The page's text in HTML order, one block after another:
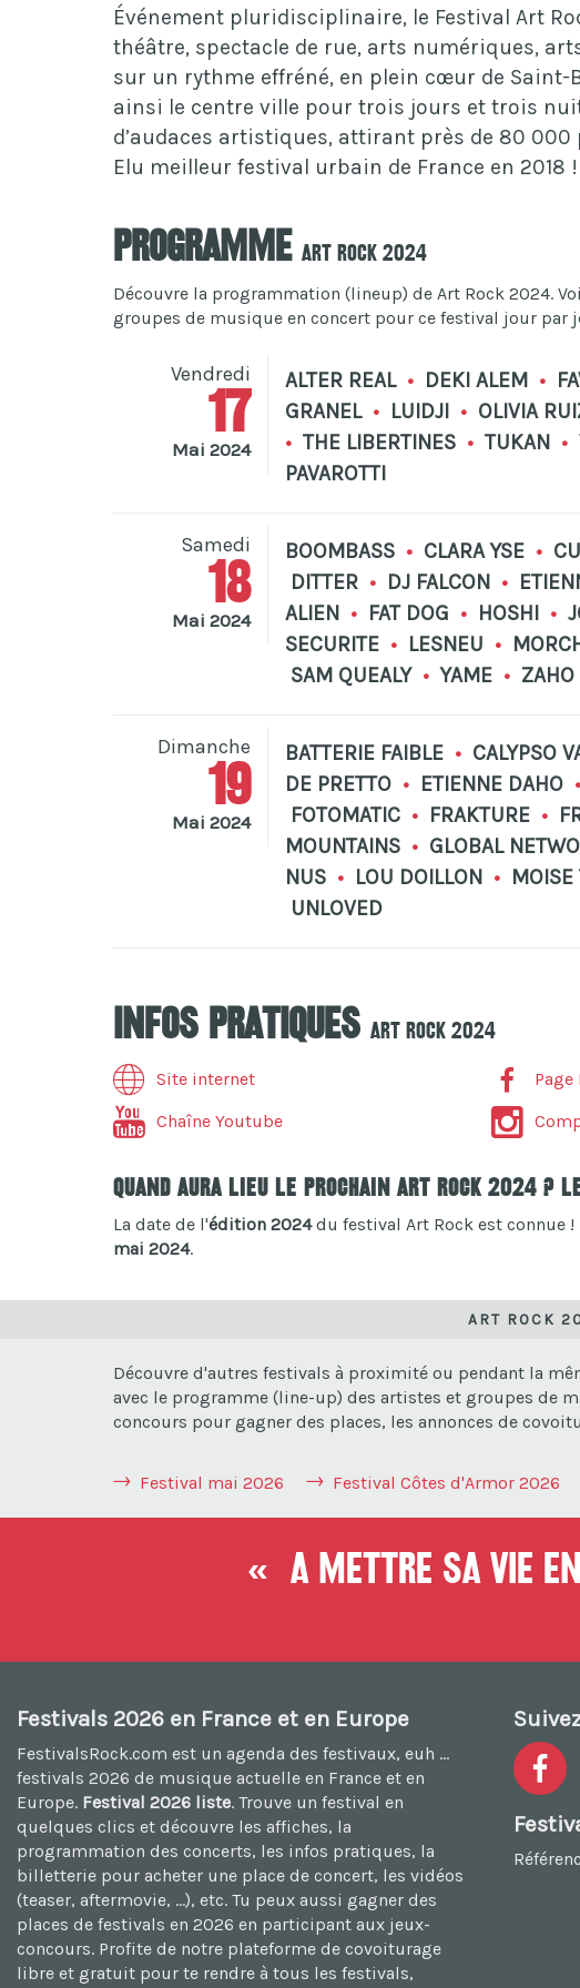
Événement pluridisciplinaire, le Festival Art
théâtre, spectacle de rue, arts numériques,
sur un rythme effréné, en plein cœur de Saint-
ainsi le centre ville pour trois jours et trois
d’audaces artistiques, attirant près de 80 000
Elu meilleur festival urbain de France en 2018 !
Programme Art Rock 2024
Découvre la programmation (lineup) de Art Rock 2024.
groupes de musique en concert pour ce festival jour par
Vendredi
17
Mai 2024
ALTER REAL • DEKI ALEM •
GRANEL • LUIDJI • OLIVIA
• THE LIBERTINES • TUKAN •
PAVAROTTI
Samedi
18
Mai 2024
BOOMBASS • CLARA YSE •
DITTER • DJ FALCON •
ALIEN • FAT DOG • HOSHI •
SECURITE • LESNEU •
SAM QUEALY • YAME •
Dimanche
19
Mai 2024
BATTERIE FAIBLE • CALYPSO
DE PRETTO • ETIENNE DAHO •
FOTOMATIC • FRAKTURE •
MOUNTAINS • GLOBAL
NUS • LOU DOILLON • MOISE
UNLOVED
Infos pratiques Art Rock 2024
Site internet
Page
Chaîne Youtube
Quand aura lieu le prochain Art Rock 2024 ?
La date de l'édition 2024du festival Art Rock est connue !
mai 2024.
ART ROCK
Découvre d'autres festivals à proximité ou pendant la
avec le programme (line-up) des artistes et groupes de
concours pour gagner des places, les annonces de
Festival mai 2026 Festival Côtes d'Armor 2026
« A mettre sa vie
Festivals 2026 en France et en Europe
FestivalsRock.com est un agenda des festivaux, euh ...
festivals 2026 de musique actuelle en France et en
Europe. Festival 2026 liste. Trouve un festival en
quelques clics et découvre les affiches, la
programmation des concerts, les infos pratiques, la
billetterie pour acheter une place de concert, les vidéos
(teaser, aftermovie, ...), etc. Tu peux aussi gagner des
places de festivals en 2026 en participant aux jeux-
concours. Profite de notre plateforme de covoiturage
libre et gratuit pour te rendre à tous les festivals,